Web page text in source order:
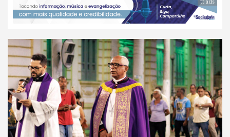
tt ads